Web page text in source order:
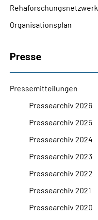
Rehaforschungsnetzwerk
Organisationsplan
Presse
Pressemitteilungen
Pressearchiv 2026
Pressearchiv 2025
Pressearchiv 2024
Pressearchiv 2023
Pressearchiv 2022
Pressearchiv 2021
Pressearchiv 2020